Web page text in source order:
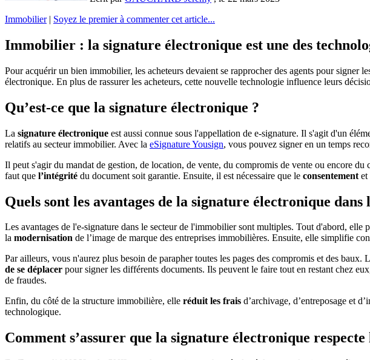
Immobilier| Soyez le premier à commenter cet article...
Immobilier : la signature électronique est une des
Pour acquérir un bien immobilier, les acheteurs devaient se rapprocher des agents pour signer
électronique. En plus de rassurer les acheteurs, cette nouvelle technologie influence leurs
Qu’est-ce que la signature électronique ?
La signature électronique est aussi connue sous l'appellation de e-signature. Il s'agit d'un
relatifs au secteur immobilier. Avec la eSignature Yousign, vous pouvez signer en un temps
Il peut s'agir du mandat de gestion, de location, de vente, du compromis de vente ou encore
faut que l’intégrité du document soit garantie. Ensuite, il est nécessaire que le consentement et
Quels sont les avantages de la signature électronique
Les avantages de l'e-signature dans le secteur de l'immobilier sont multiples. Tout d'abord,
la modernisation de l’image de marque des entreprises immobilières. Ensuite, elle simplifie
Par ailleurs, vous n'aurez plus besoin de parapher toutes les pages des compromis et des
de se déplacer pour signer les différents documents. Ils peuvent le faire tout en restant chez
de fraudes.
Enfin, du côté de la structure immobilière, elle réduit les frais d’archivage, d’entreposage et
technologique.
Comment s’assurer que la signature électronique